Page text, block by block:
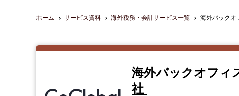
ホーム サービス資料 海外税務・会計サービス一覧 海外バックオ
海外バックオフィ
社